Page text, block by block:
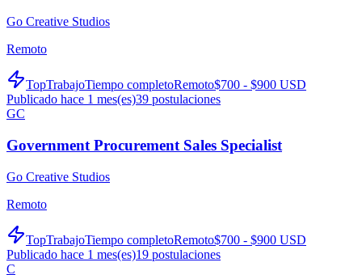
Go Creative Studios
Remoto
TopTrabajoTiempo completoRemoto$700 - $900 USD
Publicado hace 1 mes(es)39 postulaciones
GC
Government Procurement Sales Specialist
Go Creative Studios
Remoto
TopTrabajoTiempo completoRemoto$700 - $900 USD
Publicado hace 1 mes(es)19 postulaciones
C